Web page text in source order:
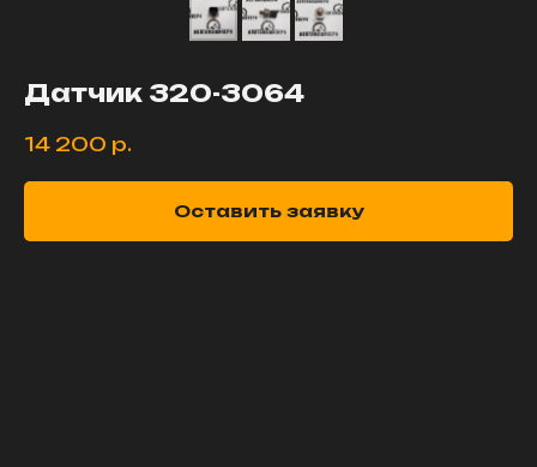
Датчик 320-3064
14 200 р.
Оставить заявку